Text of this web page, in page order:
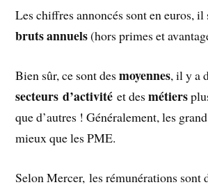
Les chiffres annoncés sont en euros, il
bruts annuels(hors primes et
Bien sûr, ce sont desmoyennes, il y a
secteurs d’activité et desmétiers
que d’autres ! Généralement, les
mieux que les PME.
Selon Mercer, les rémunérations sont